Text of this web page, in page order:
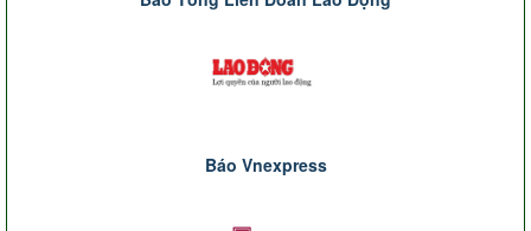
Báo Vnexpress